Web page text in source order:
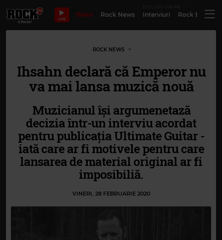
LIVE
Bilete Rock News Interviuri Rock
ROCK NEWS
Ihsahn declară că Emperor nu
va mai lansa muzică nouă
Muzicianul își argumenetază
decizia într-un interviu acordat
pentru publicația Ultimate Guitar -
iată care ar fi motivele pentru care
lansarea de material original ar fi
imposibiliă.
VINERI, 28 FEBRUARIE 2020